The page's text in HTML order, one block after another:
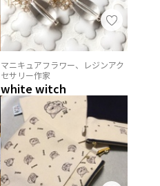
マニキュアフラワー、レジンアク
セサリー作家
white witch